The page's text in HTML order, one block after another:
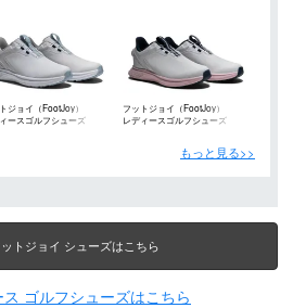
ジョイ（FootJoy）
ースゴルフシューズ
フットジョイ（FootJoy）
レディースゴルフシューズ
もっと見る>>
トジョイ シューズはこちら
ゴルフシューズはこちら